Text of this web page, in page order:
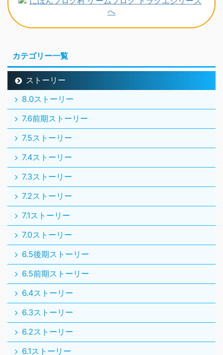
カテゴリー一覧
ストーリー
8.0ストーリー
7.6前期ストーリー
7.5ストーリー
7.4ストーリー
7.3ストーリー
7.2ストーリー
7.1ストーリー
7.0ストーリー
6.5後期ストーリー
6.5前期ストーリー
6.4ストーリー
6.3ストーリー
6.2ストーリー
6.1ストーリー